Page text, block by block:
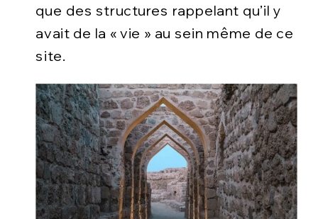
que des structures rappelant qu’il y
avait de la « vie » au sein même de ce
site.